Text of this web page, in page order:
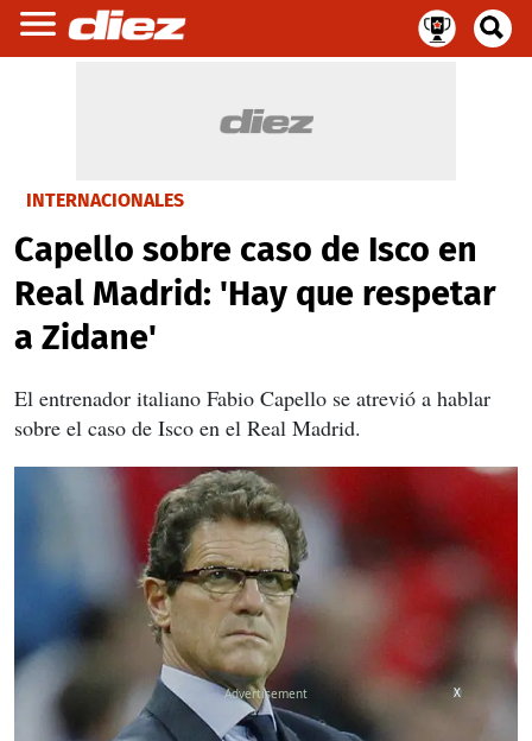
INTERNACIONALES
Capello sobre caso de Isco en
Real Madrid: 'Hay que respetar
a Zidane'
El entrenador italiano Fabio Capello se atrevió a hablar
sobre el caso de Isco en el Real Madrid.
X